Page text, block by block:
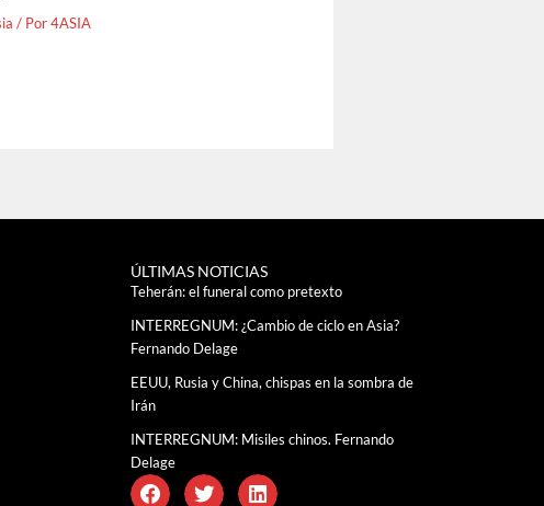
/ Por4ASIA
ÚLTIMAS NOTICIAS
Teherán: el funeral como pretexto
INTERREGNUM: ¿Cambio de ciclo en Asia?
Fernando Delage
EEUU, Rusia y China, chispas en la sombra de
Irán
INTERREGNUM: Misiles chinos. Fernando
Delage